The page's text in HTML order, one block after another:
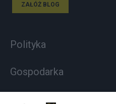
ZAŁÓŻ BLOG
Polityka
Gospodarka